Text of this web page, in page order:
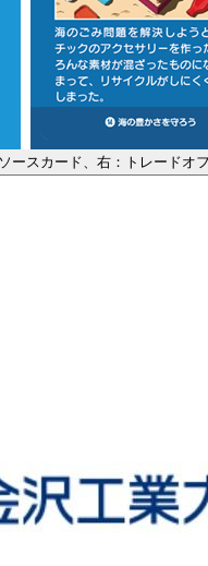
ースカード、右：トレードオ